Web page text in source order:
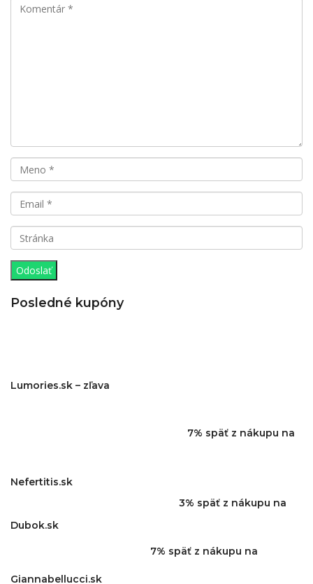
Posledné kupóny
Lumories.sk – zľava
7% späť z nákupu na
Nefertitis.sk
3% späť z nákupu na
Dubok.sk
7% späť z nákupu na
Giannabellucci.sk